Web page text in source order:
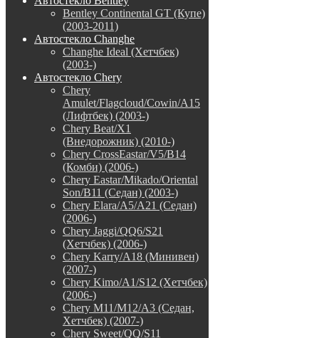
Bentley Continental GT (Купе)
(2003-2011)
Автостекло Changhe
Changhe Ideal (Хетчбек)
(2003-)
Автостекло Chery
Chery
Amulet/Flagcloud/Cowin/A15
(Лифтбек) (2003-)
Chery Beat/X1
(Внедорожник) (2010-)
Chery CrossEastar/V5/B14
(Комби) (2006-)
Chery Eastar/Mikado/Oriental
Son/B11 (Седан) (2003-)
Chery Elara/A5/A21 (Седан)
(2006-)
Chery Jaggi/QQ6/S21
(Хетчбек) (2006-)
Chery Karry/A18 (Минивен)
(2007-)
Chery Kimo/A1/S12 (Хетчбек)
(2006-)
Chery M11/M12/A3 (Седан,
Хетчбек) (2007-)
Chery Sweet/QQ/S11